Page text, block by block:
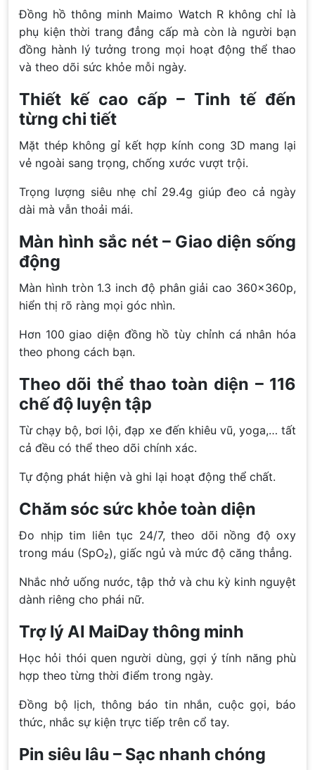
Đồng hồ thông minh Maimo Watch R không chỉ là
phụ kiện thời trang đẳng cấp mà còn là người bạn
đồng hành lý tưởng trong mọi hoạt động thể thao
và theo dõi sức khỏe mỗi ngày.
Thiết kế cao cấp – Tinh tế đến
từng chi tiết
Mặt thép không gỉ kết hợp kính cong 3D mang lại
vẻ ngoài sang trọng, chống xước vượt trội.
Trọng lượng siêu nhẹ chỉ 29.4g giúp đeo cả ngày
dài mà vẫn thoải mái.
Màn hình sắc nét – Giao diện sống
động
Màn hình tròn 1.3 inch độ phân giải cao 360x360p,
hiển thị rõ ràng mọi góc nhìn.
Hơn 100 giao diện đồng hồ tùy chỉnh cá nhân hóa
theo phong cách bạn.
Theo dõi thể thao toàn diện – 116
chế độ luyện tập
Từ chạy bộ, bơi lội, đạp xe đến khiêu vũ, yoga,… tất
cả đều có thể theo dõi chính xác.
Tự động phát hiện và ghi lại hoạt động thể chất.
Chăm sóc sức khỏe toàn diện
Đo nhịp tim liên tục 24/7, theo dõi nồng độ oxy
trong máu (SpO₂), giấc ngủ và mức độ căng thẳng.
Nhắc nhở uống nước, tập thở và chu kỳ kinh nguyệt
dành riêng cho phái nữ.
Trợ lý AI MaiDay thông minh
Học hỏi thói quen người dùng, gợi ý tính năng phù
hợp theo từng thời điểm trong ngày.
Đồng bộ lịch, thông báo tin nhắn, cuộc gọi, báo
thức, nhắc sự kiện trực tiếp trên cổ tay.
Pin siêu lâu – Sạc nhanh chóng